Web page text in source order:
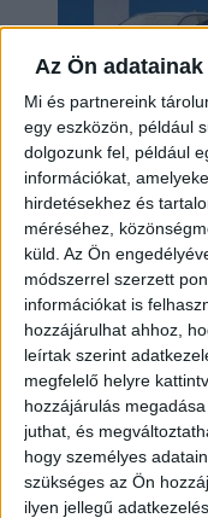
Az Ön
Mi és partnereink
egy eszközön, például
dolgozunk fel, például
információkat,
hirdetésekhez és
méréséhez,
küld. Az Ön
módszerrel szerzett
információkat is
hozzájárulhat ahhoz,
leírtak szerint
megfelelő helyre
hozzájárulás
juthat, és
hogy személyes
szükséges az Ön
ilyen jellegű
Kilencmillió
Volkswagen
Hoppon
program